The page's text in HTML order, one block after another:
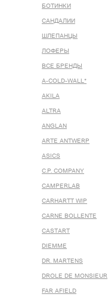
БОТИНКИ
САНДАЛИИ
ШЛЕПАНЦЫ
ЛОФЕРЫ
ВСЕ БРЕНДЫ
A-COLD-WALL*
AKILA
ALTRA
ANGLAN
ARTE ANTWERP
ASICS
C.P. COMPANY
CAMPERLAB
CARHARTT WIP
CARNE BOLLENTE
CASTART
DIEMME
DR. MARTENS
DROLE DE MONSIEUR
FAR AFIELD